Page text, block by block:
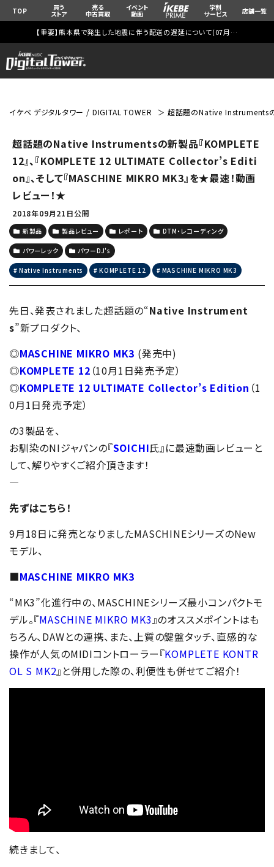
TOP 買う
ストア
売る
中古買取
イベント
動画
学割
サービス 店舗一覧
【重要】熊本県で発生した地震に伴う配送の遅延について(07月29日
イケベ デジタルタワー / DIGITAL TOWER 超話題のNative Instrumentsの
超話題のNative Instrumentsの新製品『KOMPLETE
12』、『KOMPLETE 12 ULTIMATE Collector’s Editi
on』、そして『MASCHINE MIKRO MK3』を★最速！動画
レビュー！★
2018年09月21日公開
新製品 製品レビュー レポート DTM・レコーディング
パワーレック パワーDJ's
Native Instruments KOMPLETE 12 MASCHINE MIKRO MK3
先日、発表されました超話題の“Native Instrument
s”新プロダクト、
◎MASCHINE MIKRO MK3 (発売中)
◎KOMPLETE 12 （10月1日発売予定）
◎KOMPLETE 12 ULTIMATE Collector’s Edition （1
0月1日発売予定）
の3製品を、
お馴染のNIジャパンの『SOICHI氏』に最速動画レビューと
して、解りやすくご紹介頂きます！
—
先ずはこちら！
9月18日に発売となりましたMASCHINEシリーズのNew
モデル、
■MASCHINE MIKRO MK3
“MK3”化進行中の、MASCHINEシリーズ最小コンパクトモ
デル。『MASCHINE MIKRO MK3』のオススメポイントはも
ちろん、DAWとの連携、また、上質の鍵盤タッチ、直感的な
操作が人気のMIDIコントローラー『KOMPLETE KONTR
OL S MK2』と併用した際の、利便性も併せてご紹介！
続きまして、